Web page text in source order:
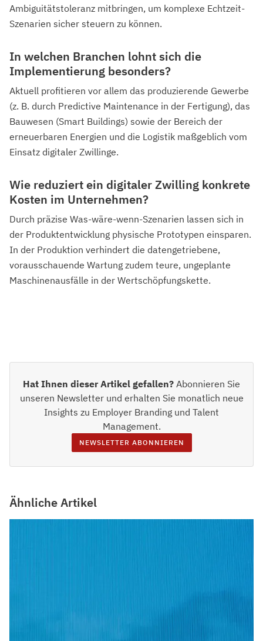
Ambiguitätstoleranz mitbringen, um komplexe Echtzeit-
Szenarien sicher steuern zu können.
In welchen Branchen lohnt sich die
Implementierung besonders?
Aktuell profitieren vor allem das produzierende Gewerbe
(z. B. durch Predictive Maintenance in der Fertigung), das
Bauwesen (Smart Buildings) sowie der Bereich der
erneuerbaren Energien und die Logistik maßgeblich vom
Einsatz digitaler Zwillinge.
Wie reduziert ein digitaler Zwilling konkrete
Kosten im Unternehmen?
Durch präzise Was-wäre-wenn-Szenarien lassen sich in
der Produktentwicklung physische Prototypen einsparen.
In der Produktion verhindert die datengetriebene,
vorausschauende Wartung zudem teure, ungeplante
Maschinenausfälle in der Wertschöpfungskette.
Hat Ihnen dieser Artikel gefallen? Abonnieren Sie
unseren Newsletter und erhalten Sie monatlich neue
Insights zu Employer Branding und Talent
Management.
NEWSLETTER ABONNIEREN
Ähnliche Artikel